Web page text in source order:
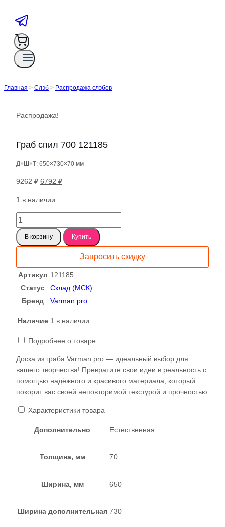
Главная > Слэб > Распродажа слэбов
Распродажа!
Граб спил 700 121185
Д×Ш×Т: 650×730×70 мм
9262₽ Первоначальная
составляла
9262 ₽.
6792 ₽Текущая
1 в наличии
Количество
товара
Граб
спил
121185
В корзину Купить
Запросить скидку
Артикул 121185
Статус
Склад (МСК)
Бренд
Varman.pro
Наличие 1 в наличии
Подробнее о товаре
Доска из граба Varman.pro — идеальный выбор для
вашего творчества! Превратите свои идеи в реальность с
помощью надёжного и красивого материала, который
покорит вас своей неповторимой текстурой и прочностью
Характеристики товара
Дополнительно Естественная
Толщина, мм 70
Ширина, мм 650
Ширина дополнительная 730